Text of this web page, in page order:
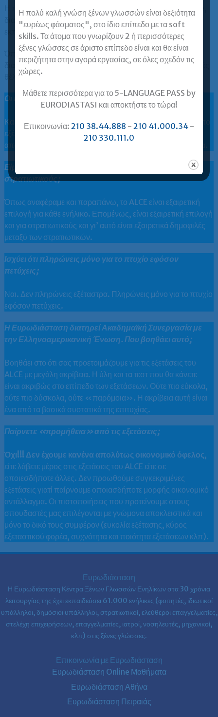
Η παραπάνω προσφορά αφορά μαθήματα online real time,
δια ζώσης ή blended. Εάν ενδιαφέρεστε για ασύγχρονη
εκπαίδευση, ρωτήστε μας για αντίστοιχη προσφορά.
Όποια και αν είναι η επιλογή σας, όλα τα μαθήματα είναι
διαθέσιμα και σε video για να τα βλέπετε όταν και όσες φορές
θέλετε.
Οι εξετάσεις ALCE είναι online;
Και online και paper based, μπορείτε να επιλέξετε τον τρόπο
εξέτασης που σας ταιριάζει καλύτερα. Αυτονόητα, τα
αποτελέσματα των online εξετάσεων βγαίνουν πιο γρήγορα.
Είμαι στρατιωτικός. Είναι το ALCE καλή επιλογή για
στρατιωτικούς;
Όπως αναφέραμε και παραπάνω, το ALCE είναι εξαιρετική
επιλογή για κάθε ενήλικο. Επομένως, είναι εξαιρετική επιλογή
και για στρατιωτικούς και γι’ αυτό είναι εξαιρετικά δημοφιλές
μεταξύ των στρατιωτικών.
Ισχύει ότι πληρώνεις μόνο για το πτυχίο εφόσον
πετύχεις;
Ναι. Δεν πληρώνεις εξέταστρα. Πληρώνεις μόνο για το πτυχίο
εφόσον πετύχεις.
Η Ευρωδιάσταση διατηρεί Ακαδημαϊκή Συνεργασία με
την Ελληνοαμερικανική Ένωση. Που βοηθάει αυτό;
Βοηθάει στο ότι σας προετοιμάζουμε για τις εξετάσεις του
ALCE με μεγάλη ακρίβεια. Η ύλη και τα τεστ που θα κάνετε
είναι ακριβώς στο επίπεδο των εξετάσεων. Ούτε πιο εύκολα,
ούτε πιο δύσκολα, ούτε «παρόμοια». Η ακρίβεια αυτή είναι
ένα από τα βασικά συστατικά της επιτυχίας.
Παίρνετε «προμήθεια» από τις εξετάσεις;
Όχι!!! Δεν έχουμε κανένα απολύτως οικονομικό όφελος,
είτε λάβετε μέρος στις εξετάσεις του ALCE είτε σε
οποιεσδήποτε άλλες. Δεν προωθούμε συγκεκριμένες
εξετάσεις γιατί παίρνουμε οποιασδήποτε μορφής οικονομικό
αντάλλαγμα. Οι πιστοποιήσεις που προτείνουμε στους
σπουδαστές μας επιλέγονται με γνώμονα αποκλειστικά και
μόνο το δικό τους συμφέρον (ευκολία εξέτασης, κύρος
εξεταστικού φορέα, συχνότητα και ποιότητα εξετάσεων κλπ).
Ευρωδιάσταση
Η Ευρωδιάσταση Κέντρα Ξένων Γλωσσών Ενηλίκων στα 30 χρόνια
λειτουργίας της έχει εκπαιδεύσει 61.000 ενήλικες (φοιτητές, ιδιωτικοί
υπάλληλοι, δημόσιοι υπάλληλοι, στρατιωτικοί, ελεύθεροι επαγγελματίες,
στελέχη επιχειρήσεων, επαγγελματίες, ιατροί, νοσηλευτές, μηχανικοί,
κλπ) στις ξένες γλώσσες.
Επικοινωνία με Ευρωδιάσταση
Ευρωδιάσταση Online Μαθήματα
Ευρωδιάσταση Αθήνα
Ευρωδιάσταση Πειραιάς
Η πολύ καλή γνώση ξένων γλωσσών είναι δεξιότητα
"ευρέως φάσματος", στο ίδιο επίπεδο με τα soft
skills. Τα άτομα που γνωρίζουν 2 ή περισσότερες
ξένες γλώσσες σε άριστο επίπεδο είναι και θα είναι
περιζήτητα στην αγορά εργασίας, σε όλες σχεδόν τις
χώρες.
Μάθετε περισσότερα για το 5-LANGUAGE PASS by
EURODIASTASI και αποκτήστε το τώρα!
Επικοινωνία: 210 38.44.888 - 210 41.000.34 -
210 330.111.0